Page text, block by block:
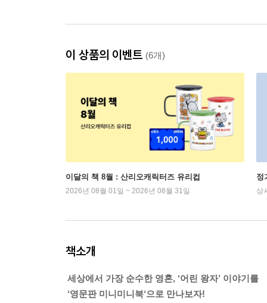
이 상품의 이벤트 (6개)
이달의 책 8월 : 산리오캐릭터즈 유리컵
2026년 08월 01일 ~ 2026년 08월 31일
정
상
책소개
세상에서 가장 순수한 영혼, ‘어린 왕자’ 이야기를
‘영문판 미니미니북‘으로 만나보자!